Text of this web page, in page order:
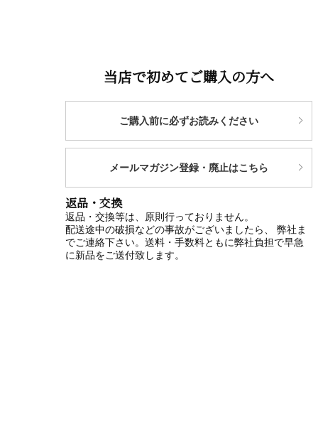
当店で初めてご購入の方へ
ご購入前に必ずお読みください
メールマガジン登録・廃止はこちら
返品・交換
返品・交換等は、原則行っておりません。
配送途中の破損などの事故がございましたら、 弊社ま
でご連絡下さい。送料・手数料ともに弊社負担で早急
に新品をご送付致します。